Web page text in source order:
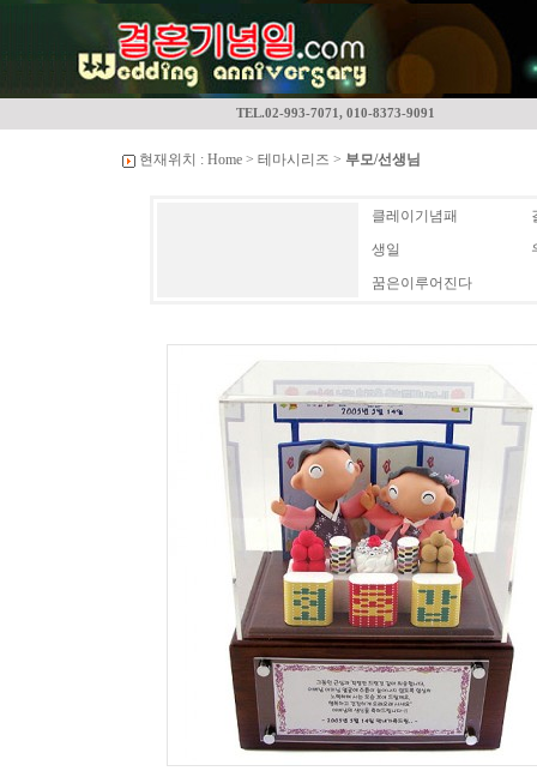
TEL.02-993-7071, 010-8373-9091
현재위치 : Home > 테마시리즈 > 부모/선생님
클레이기념패
생일
꿈은이루어진다